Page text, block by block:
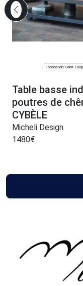
Fabrication: Saint
Table basse
poutres de
CYBÈLE
Micheli Design
1480€